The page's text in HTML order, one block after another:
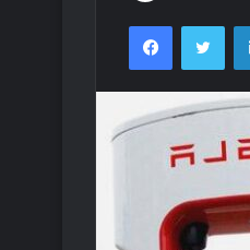
Facebook